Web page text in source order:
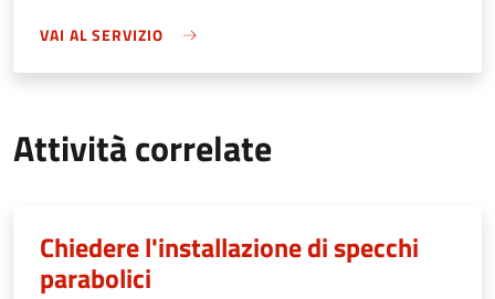
VAI AL SERVIZIO
Attività correlate
Chiedere l'installazione di specchi
parabolici